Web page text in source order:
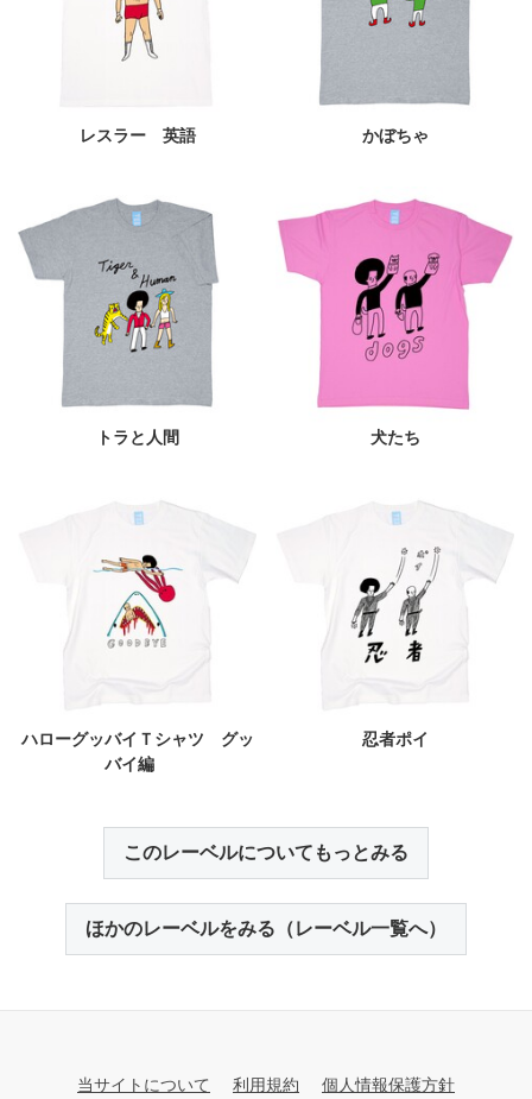
レスラー 英語 かぼちゃ
トラと人間 犬たち
ハローグッバイＴシャツ グッ
バイ編
忍者ポイ
このレーベルについてもっとみる
ほかのレーベルをみる（レーベル一覧へ）
当サイトについて 利用規約 個人情報保護方針